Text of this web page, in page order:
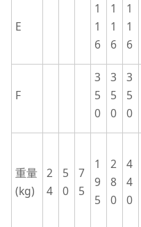
E
1
1
6
1
1
6
1
1
6
F
3
5
0
3
5
0
3
5
0
重量
(kg)
2
4
5
0
7
5
1
9
5
2
8
0
4
4
0